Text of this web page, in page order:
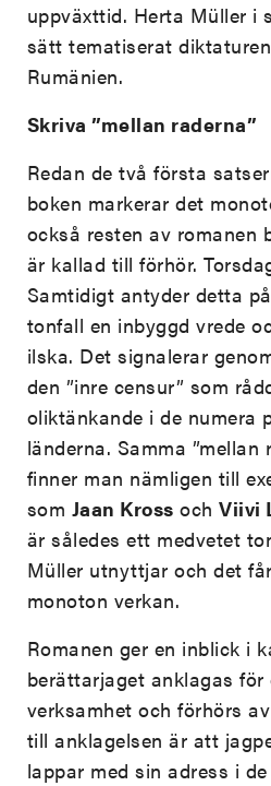
uppväxttid. Herta Müller i
sätt tematiserat
Rumänien.
Skriva ”mellan raderna”
Redan de två första
boken markerar det
också resten av romanen
är kallad till förhör.
Samtidigt antyder detta
tonfall en inbyggd vrede
ilska. Det signalerar
den ”inre censur” som
oliktänkande i de numera
länderna. Samma ”mellan
finner man nämligen till
som Jaan Kross ochViivi
är således ett medvetet
Müller utnyttjar och det
monoton verkan.
Romanen ger en inblick i
berättarjaget anklagas
verksamhet och förhörs
till anklagelsen är att
lappar med sin adress i